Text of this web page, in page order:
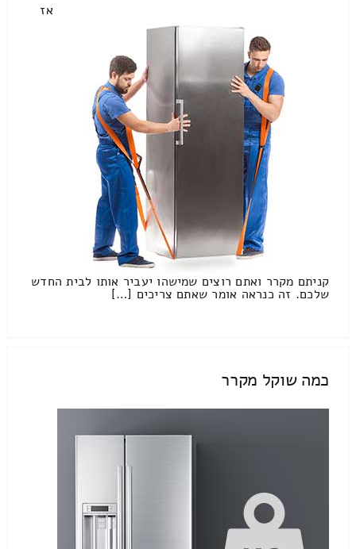
אז
קניתם מקרר ואתם רוצים שמישהו יעביר אותו לבית החדש
שלכם. זה כנראה אומר שאתם צריכים […]
כמה שוקל מקרר